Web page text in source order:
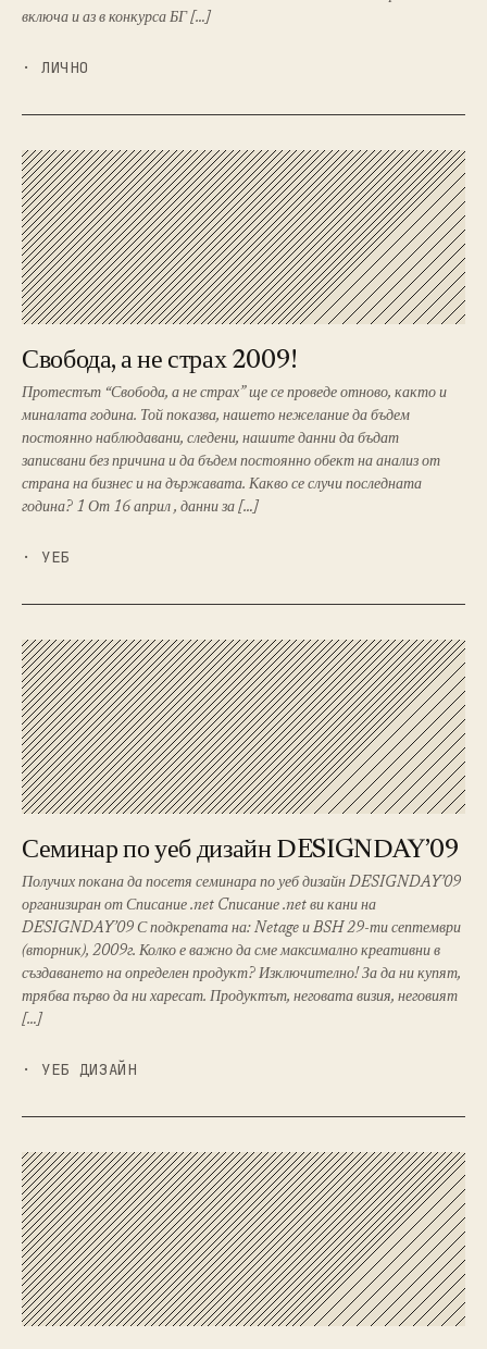
включа и аз в конкурса БГ […]
· ЛИЧНO
Свобода, а не страх 2009!
Протестът “Свобода, а не страх” ще се проведе отново, както и
миналата година. Той показва, нашето нежелание да бъдем
постоянно наблюдавани, следени, нашите данни да бъдат
записвани без причина и да бъдем постоянно обект на анализ от
страна на бизнес и на държавата. Какво се случи последната
година? 1 От 16 април , данни за […]
· УЕБ
Семинар по уеб дизайн DESIGNDAY’09
Получих покана да посетя семинара по уеб дизайн DESIGNDAY’09
организиран от Списание .net Cписание .net ви кани на
DESIGNDAY’09 С подкрепата на: Netage и BSH 29-ти септември
(вторник), 2009г. Колко е важно да сме максимално креативни в
създаването на определен продукт? Изключително! За да ни купят,
трябва първо да ни харесат. Продуктът, неговата визия, неговият
[…]
· УЕБ ДИЗАЙН